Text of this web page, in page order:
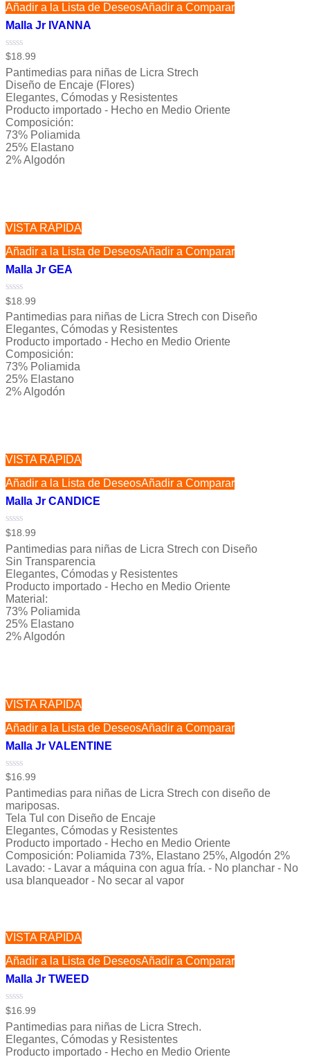
Añadir a la Lista de DeseosAñadir a Comparar
Malla Jr IVANNA
Valorado
0
de
5
$18.99
Pantimedias para niñas de Licra Strech
Diseño de Encaje (Flores)
Elegantes, Cómodas y Resistentes
Producto importado - Hecho en Medio Oriente
Composición:
73% Poliamida
25% Elastano
2% Algodón
VISTA RÁPIDA
Añadir a la Lista de DeseosAñadir a Comparar
Malla Jr GEA
Valorado
0
de
5
$18.99
Pantimedias para niñas de Licra Strech con Diseño
Elegantes, Cómodas y Resistentes
Producto importado - Hecho en Medio Oriente
Composición:
73% Poliamida
25% Elastano
2% Algodón
VISTA RÁPIDA
Añadir a la Lista de DeseosAñadir a Comparar
Malla Jr CANDICE
Valorado
0
de
5
$18.99
Pantimedias para niñas de Licra Strech con Diseño
Sin Transparencia
Elegantes, Cómodas y Resistentes
Producto importado - Hecho en Medio Oriente
Material:
73% Poliamida
25% Elastano
2% Algodón
VISTA RÁPIDA
Añadir a la Lista de DeseosAñadir a Comparar
Malla Jr VALENTINE
Valorado
0
de
5
$16.99
Pantimedias para niñas de Licra Strech con diseño de
mariposas.
Tela Tul con Diseño de Encaje
Elegantes, Cómodas y Resistentes
Producto importado - Hecho en Medio Oriente
Composición: Poliamida 73%, Elastano 25%, Algodón 2%
Lavado: - Lavar a máquina con agua fría. - No planchar - No
usa blanqueador - No secar al vapor
VISTA RÁPIDA
Añadir a la Lista de DeseosAñadir a Comparar
Malla Jr TWEED
Valorado
0
de
5
$16.99
Pantimedias para niñas de Licra Strech.
Elegantes, Cómodas y Resistentes
Producto importado - Hecho en Medio Oriente